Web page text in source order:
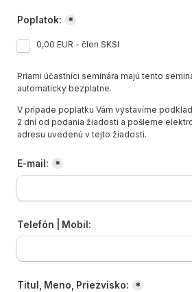
Poplatok: *
0,00 EUR - člen SKSI
Priami účastníci seminára majú tento
automaticky bezplatne.
V prípade poplatku Vám vystavíme
2 dní od podania žiadosti a pošleme
adresu uvedenú v tejto žiadosti.
E-mail: *
Telefón | Mobil:
Titul, Meno, Priezvisko: *